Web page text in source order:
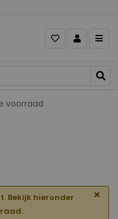
Bekijk hieronder
×